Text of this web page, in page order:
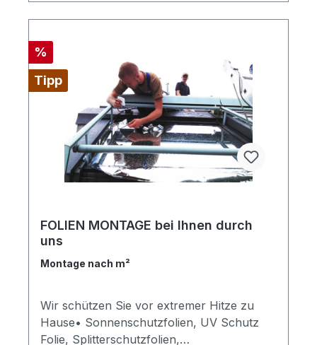
für filigrane Arbeiten, Länge: ca. 17 cm,
Gewicht: ca. 80g • Cutter Messer Fein, 9
mm Klinge "High Performance", bestens
für sehr feine Arbeiten Folierung statt
Lackierung • Fahrzeugwertsteigerung,
Kosteneinsparung, Individuelles Design
Weitere Referenzen,
Autofolierungsarbeiten von Car Wrapping
Folientechnik gibt es hier: >>> zur INFO
Rabatt
%
Tipp
FOLIEN MONTAGE bei Ihnen durch
uns
Montage nach m²
Wir schützen Sie vor extremer Hitze zu
Hause• Sonnenschutzfolien, UV Schutz
Folie, Splitterschutzfolien,